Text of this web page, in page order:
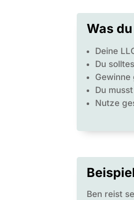
Was
Deine
Du
Du
Nutze
Ben reist